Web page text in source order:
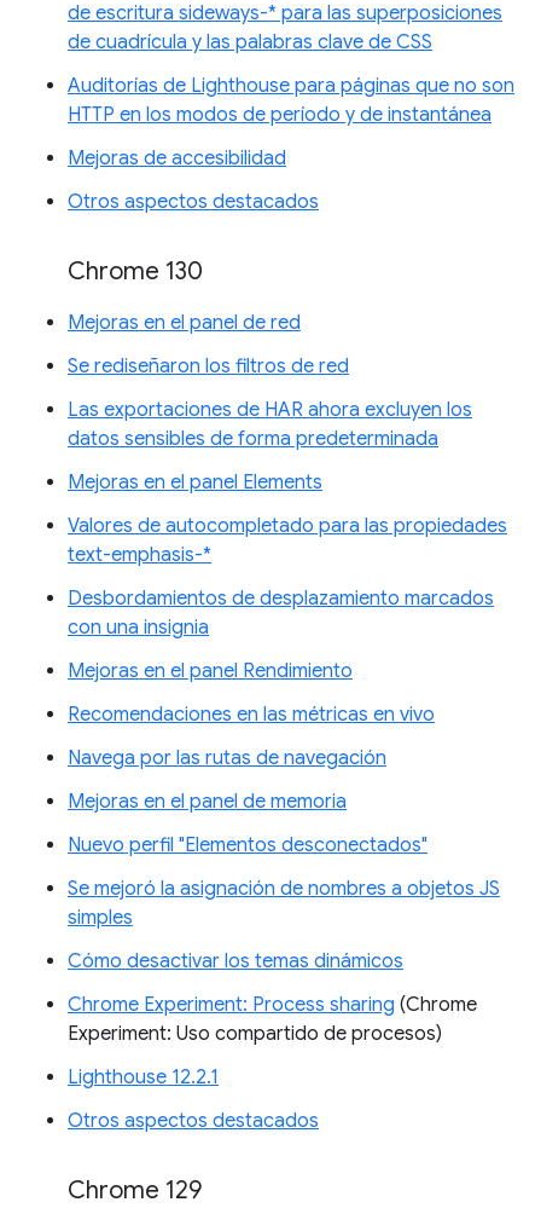
de escritura sideways-* para las superposiciones
de cuadrícula y las palabras clave de CSS
Auditorías de Lighthouse para páginas que no son
HTTP en los modos de período y de instantánea
Mejoras de accesibilidad
Otros aspectos destacados
Chrome 130
Mejoras en el panel de red
Se rediseñaron los filtros de red
Las exportaciones de HAR ahora excluyen los
datos sensibles de forma predeterminada
Mejoras en el panel Elements
Valores de autocompletado para las propiedades
text-emphasis-*
Desbordamientos de desplazamiento marcados
con una insignia
Mejoras en el panel Rendimiento
Recomendaciones en las métricas en vivo
Navega por las rutas de navegación
Mejoras en el panel de memoria
Nuevo perfil "Elementos desconectados"
Se mejoró la asignación de nombres a objetos JS
simples
Cómo desactivar los temas dinámicos
Chrome Experiment: Process sharing (Chrome
Experiment: Uso compartido de procesos)
Lighthouse 12.2.1
Otros aspectos destacados
Chrome 129